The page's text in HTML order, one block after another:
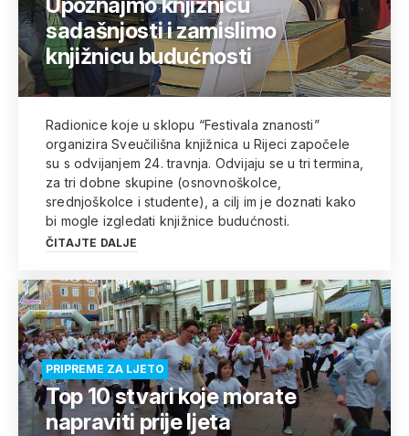
sadašnjosti i zamislimo
knjižnicu budućnosti
Radionice koje u sklopu “Festivala znanosti”
organizira Sveučilišna knjižnica u Rijeci započele
su s odvijanjem 24. travnja. Odvijaju se u tri termina,
za tri dobne skupine (osnovnoškolce,
srednjoškolce i studente), a cilj im je doznati kako
bi mogle izgledati knjižnice budućnosti.
ČITAJTE DALJE
PRIPREME ZA LJETO
Top 10 stvari koje morate
napraviti prije ljeta